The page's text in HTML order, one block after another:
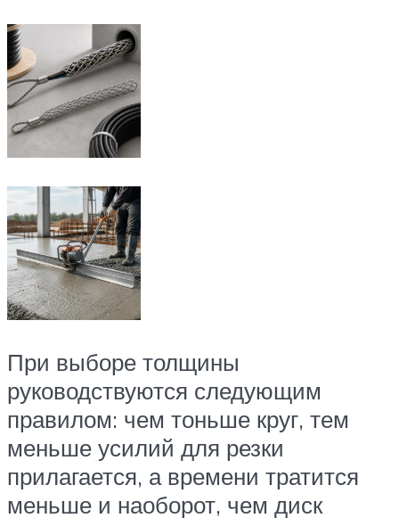
При выборе толщины
руководствуются следующим
правилом: чем тоньше круг, тем
меньше усилий для резки
прилагается, а времени тратится
меньше и наоборот, чем диск